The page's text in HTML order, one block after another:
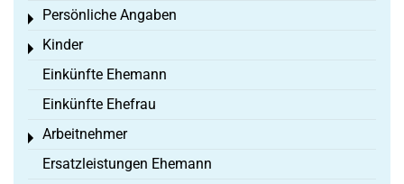
Persönliche Angaben
Toggle menu
Kinder
Toggle menu
Einkünfte Ehemann
Einkünfte Ehefrau
Arbeitnehmer
Toggle menu
Ersatzleistungen Ehemann